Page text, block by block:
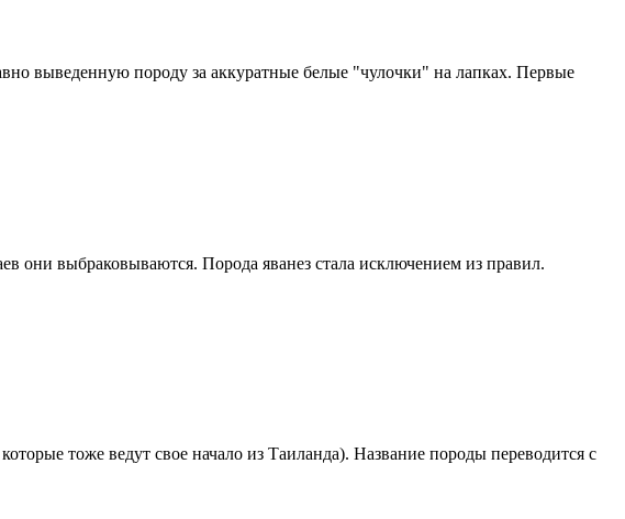
выведенную породу за аккуратные белые "чулочки" на лапках. Первые
они выбраковываются. Порода яванез стала исключением из правил.
тоже ведут свое начало из Таиланда). Название породы переводится с